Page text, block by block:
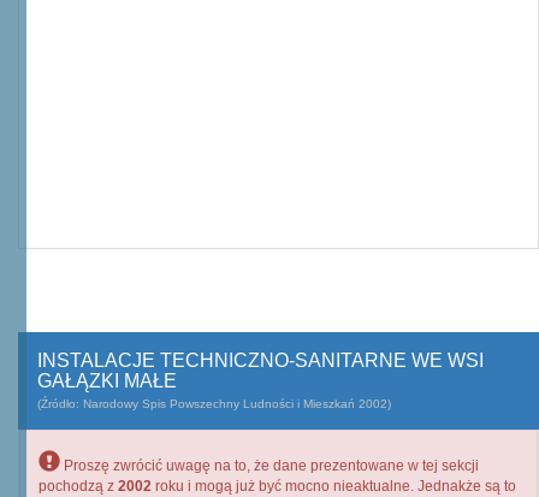
INSTALACJE TECHNICZNO-SANITARNE WE WSI
GAŁĄZKI MAŁE
(Źródło: Narodowy Spis Powszechny Ludności i Mieszkań 2002)
Proszę zwrócić uwagę na to, że dane prezentowane w tej sekcji
pochodzą z 2002 roku i mogą już być mocno nieaktualne. Jednakże są to